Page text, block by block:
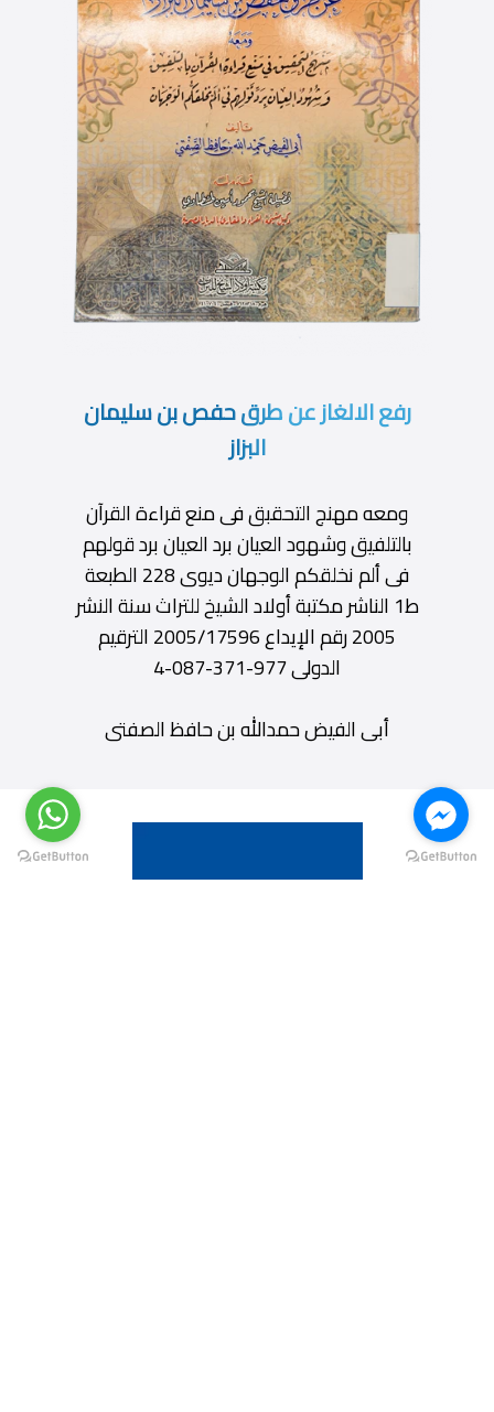
رفع الالغاز عن طرق حفص بن سليمان
البزاز
ومعه مهنج التحقبق فى منع قراءة القرآن
بالتلفيق وشهود العيان برد العيان برد قولهم
فى ألم نخلقكم الوجهان ديوى 228 الطبعة
ط1 الناشر مكتبة أولاد الشيخ للتراث سنة النشر
2005 رقم الإيداع 2005/17596 الترقيم
الدولى 977-371-087-4
أبى الفيض حمدالله بن حافظ الصفتى